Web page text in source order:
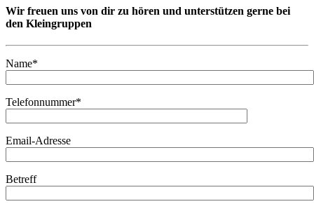
Wir freuen uns von dir zu hören und unterstützen gerne bei
den Kleingruppen
Name*
Telefonnummer*
Email-Adresse
Betreff